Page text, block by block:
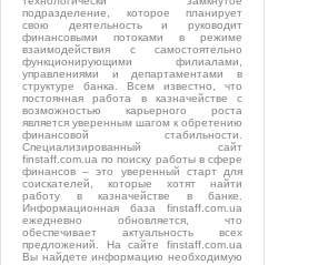
подразделение, которое планирует
свою деятельность и руководит
финансовыми потоками в режиме
взаимодействия с самостоятельно
функционирующими филиалами,
управлениями и департаментами в
структуре банка. Всем известно, что
постоянная работа в казначействе с
возможностью карьерного роста
является уверенным шагом к обретению
финансовой стабильности.
Специализированный сайт
finstaff.com.ua по поиску работы в сфере
финансов – это уверенный старт для
соискателей, которые хотят найти
работу в казначействе в банке.
Информационная база finstaff.com.ua
ежедневно обновляется, что
обеспечивает актуальность всех
предложений. На сайте finstaff.com.ua
Вы найдете информацию необходимую